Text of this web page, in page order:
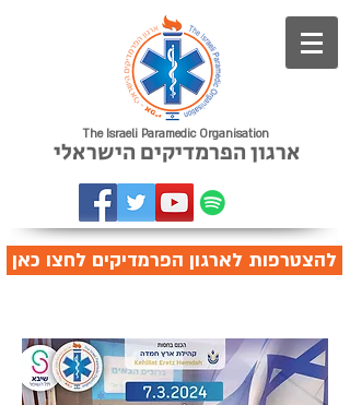
ארגון הפרמדיקים הישראלי
The Israeli Paramedic Organisation
להצטרפות לארגון הפרמדיקים לחצו כאן